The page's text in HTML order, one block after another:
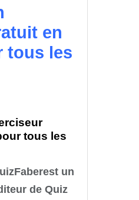
en
tous les
tous les
est un
de Quiz